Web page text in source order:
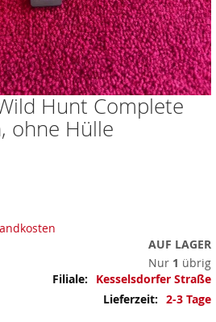
Hunt Complete
ohne Hülle
AUF LAGER
Nur 1 übrig
Mehr
Informationen
Kesselsdorfer Straße
2-3 Tage